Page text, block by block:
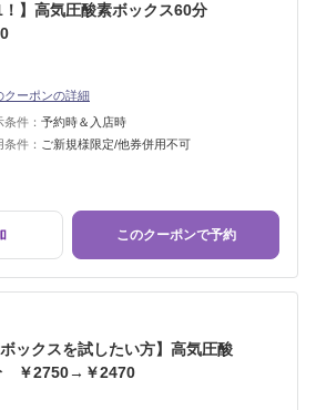
！】高気圧酸素ボックス60分
クーポンの詳細
条件： 予約時＆入店時
条件： ご新規様限定/他券併用不可
このクーポンで予約
ボックスを試したい方】高気圧酸
￥2750→￥2470